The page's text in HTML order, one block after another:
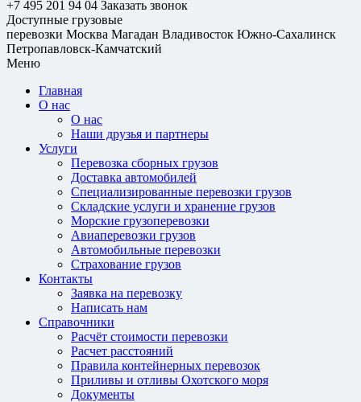
+7 495 201 94 04 Заказать звонок
Доступные грузовые
перевозки Москва Магадан Владивосток Южно-Сахалинск
Петропавловск-Камчатский
Меню
Главная
О нас
О нас
Наши друзья и партнеры
Услуги
Перевозка сборных грузов
Доставка автомобилей
Специализированные перевозки грузов
Складские услуги и хранение грузов
Морские грузоперевозки
Авиаперевозки грузов
Автомобильные перевозки
Страхование грузов
Контакты
Заявка на перевозку
Написать нам
Справочники
Расчёт стоимости перевозки
Расчет расстояний
Правила контейнерных перевозок
Приливы и отливы Охотского моря
Документы